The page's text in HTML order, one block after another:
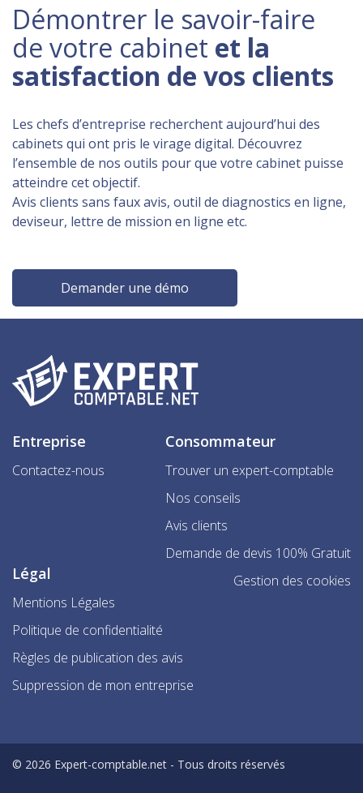
Démontrer le savoir-faire
de votre cabinet et la
satisfaction de vos clients
Les chefs d’entreprise recherchent aujourd’hui des
cabinets qui ont pris le virage digital. Découvrez
l’ensemble de nos outils pour que votre cabinet puisse
atteindre cet objectif.
Avis clients sans faux avis, outil de diagnostics en ligne,
deviseur, lettre de mission en ligne etc.
Demander une démo
Entreprise
Contactez-nous
Consommateur
Trouver un expert-comptable
Nos conseils
Avis clients
Demande de devis 100% Gratuit
Légal
Mentions Légales
Politique de confidentialité
Règles de publication des avis
Suppression de mon entreprise
Gestion des cookies
© 2026 Expert-comptable.net - Tous droits réservés